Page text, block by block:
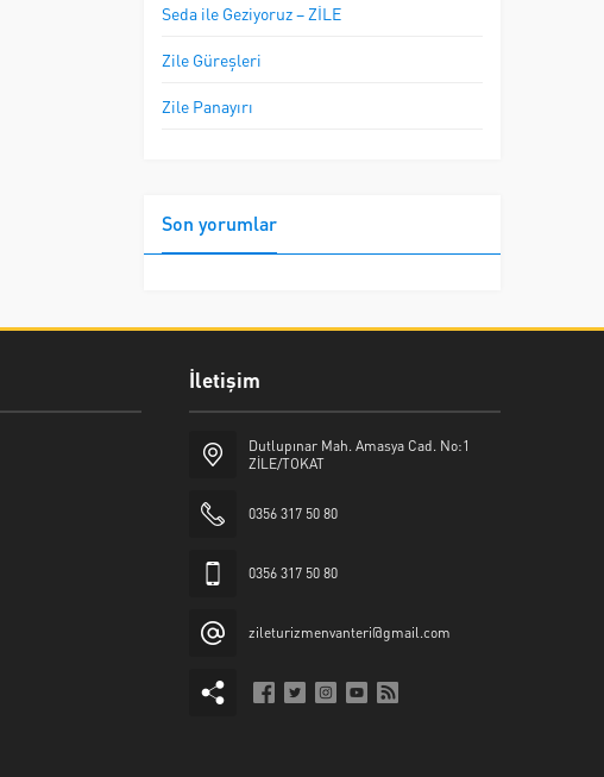
Seda ile Geziyoruz – ZİLE
Zile Güreşleri
Zile Panayırı
Son yorumlar
İletişim
Dutlupınar Mah. Amasya Cad. No:1
ZİLE/TOKAT
0356 317 50 80
0356 317 50 80
zileturizmenvanteri@gmail.com